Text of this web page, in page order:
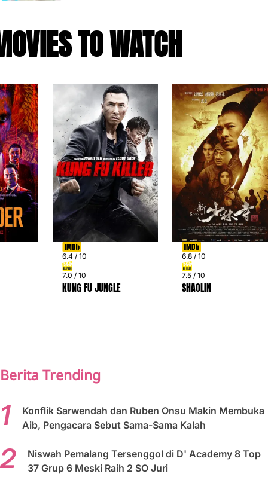
TO WATCH
6.4 / 10
7.0 / 10
KUNG FU JUNGLE
6.8 / 10
7.5 / 10
SHAOLIN
Berita Trending
Konflik Sarwendah dan Ruben Onsu Makin Membuka
Aib, Pengacara Sebut Sama-Sama Kalah
Niswah Pemalang Tersenggol di D' Academy 8 Top
37 Grup 6 Meski Raih 2 SO Juri